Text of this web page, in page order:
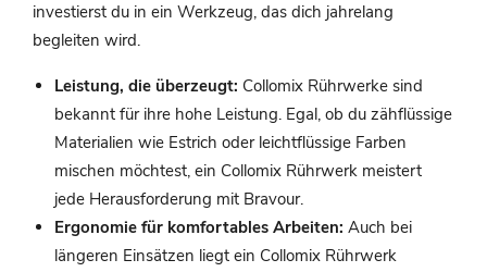
investierst du in ein Werkzeug, das dich jahrelang
begleiten wird.
Leistung, die überzeugt: Collomix Rührwerke sind
bekannt für ihre hohe Leistung. Egal, ob du zähflüssige
Materialien wie Estrich oder leichtflüssige Farben
mischen möchtest, ein Collomix Rührwerk meistert
jede Herausforderung mit Bravour.
Ergonomie für komfortables Arbeiten: Auch bei
längeren Einsätzen liegt ein Collomix Rührwerk